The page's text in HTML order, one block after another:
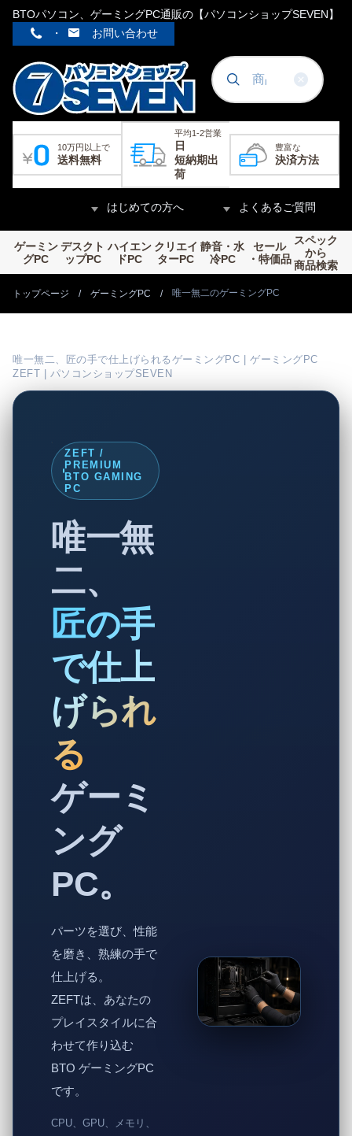
BTOパソコン、ゲーミングPC通販の【パソコンショップSEVEN】
・
お問い合わせ
10万円以上で
送料無料
平均1-2営業
日
短納期出
荷
豊富な
決済方法
はじめての方へ よくあるご質問
ゲーミン
グPC
デスクト
ップPC
ハイエン
ドPC
クリエイ
ターPC
静音・水
冷PC
セール
・特価品
スペック
から
商品検索
トップページ ゲーミングPC 唯一無二のゲーミングPC
唯一無二、匠の手で仕上げられるゲーミングPC | ゲーミングPC
ZEFT | パソコンショップSEVEN
ZEFT /
PREMIUM
BTO GAMING
PC
唯一無
二、
匠の手
で仕上
げられ
る
ゲーミ
ング
PC。
パーツを選び、性能
を磨き、熟練の手で
仕上げる。
ZEFTは、あなたの
プレイスタイルに合
わせて作り込む
BTO ゲーミングPC
です。
CPU、GPU、メモリ、